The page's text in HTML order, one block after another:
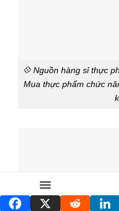
💠 Nguồn hàng sỉ thực
Mua thực phẩm chức
Danh mục